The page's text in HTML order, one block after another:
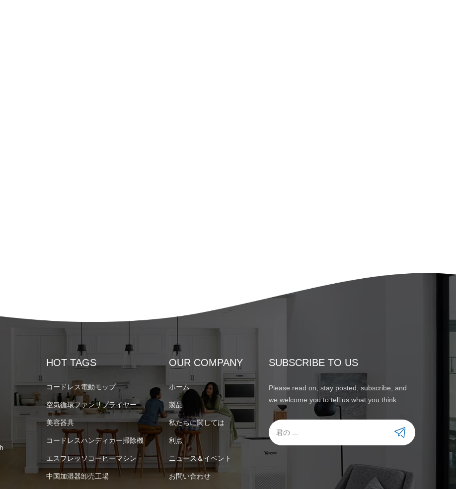
HOT TAGS
コードレス電動モップ
空気循環ファンサプライヤー
美容器具
コードレスハンディカー掃除機
エスプレッソコーヒーマシン
中国加湿器卸売工場
OUR COMPANY
ホーム
製品
私たちに関しては
利点
ニュース＆イベント
お問い合わせ
SUBSCRIBE TO US
Please read on, stay posted, subscribe, and
we welcome you to tell us what you think.